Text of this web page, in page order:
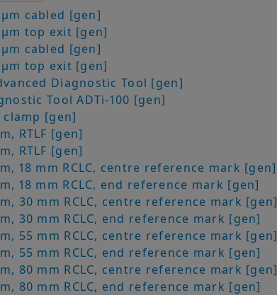
µm cabled [gen]
µm top exit [gen]
µm cabled [gen]
µm top exit [gen]
Diagnostic Tool [gen]
Tool ADTi-100 [gen]
clamp [gen]
RTLF [gen]
RTLF [gen]
18 mm RCLC, centre reference mark [gen]
18 mm RCLC, end reference mark [gen]
30 mm RCLC, centre reference mark [gen]
30 mm RCLC, end reference mark [gen]
55 mm RCLC, centre reference mark [gen]
55 mm RCLC, end reference mark [gen]
80 mm RCLC, centre reference mark [gen]
80 mm RCLC, end reference mark [gen]